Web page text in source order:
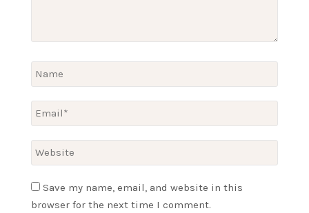
Save my name, email, and website in this
browser for the next time I comment.